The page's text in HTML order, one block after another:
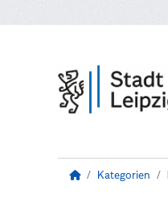
Kategorien